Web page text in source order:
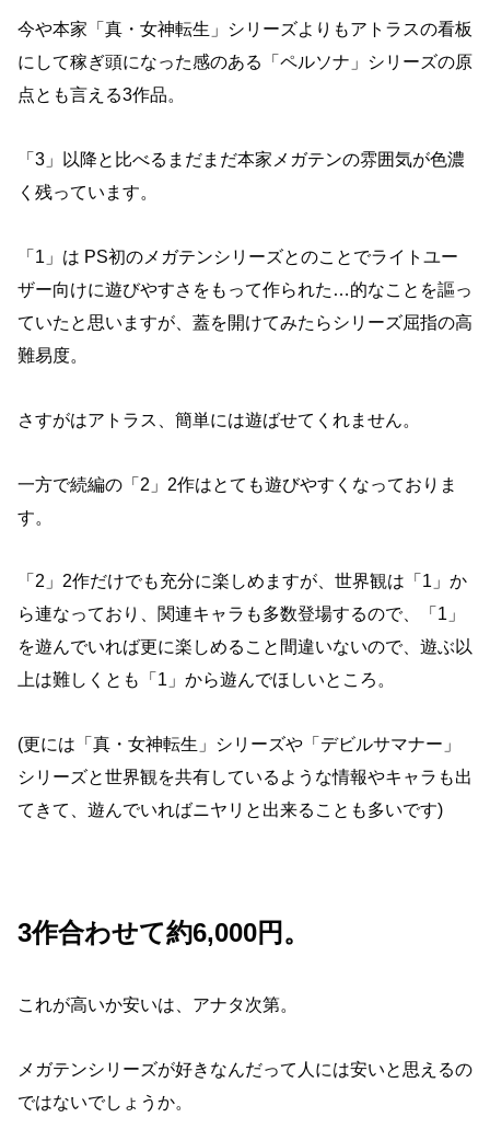
今や本家「真・女神転生」シリーズよりもアトラスの看板
にして稼ぎ頭になった感のある「ペルソナ」シリーズの原
点とも言える3作品。
「3」以降と比べるまだまだ本家メガテンの雰囲気が色濃
く残っています。
「1」は PS初のメガテンシリーズとのことでライトユー
ザー向けに遊びやすさをもって作られた…的なことを謳っ
ていたと思いますが、蓋を開けてみたらシリーズ屈指の高
難易度。
さすがはアトラス、簡単には遊ばせてくれません。
一方で続編の「2」2作はとても遊びやすくなっておりま
す。
「2」2作だけでも充分に楽しめますが、世界観は「1」か
ら連なっており、関連キャラも多数登場するので、「1」
を遊んでいれば更に楽しめること間違いないので、遊ぶ以
上は難しくとも「1」から遊んでほしいところ。
(更には「真・女神転生」シリーズや「デビルサマナー」
シリーズと世界観を共有しているような情報やキャラも出
てきて、遊んでいればニヤリと出来ることも多いです)
3作合わせて約6,000円。
これが高いか安いは、アナタ次第。
メガテンシリーズが好きなんだって人には安いと思えるの
ではないでしょうか。